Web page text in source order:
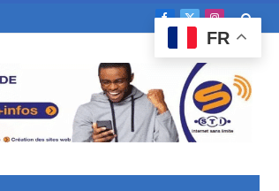
Facebook
X
(Twitter)
FR